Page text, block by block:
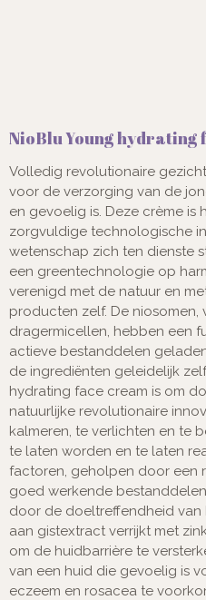
NioBlu Young hydrating
Volledig revolutionaire
voor de verzorging van de
en gevoelig is. Deze crème is
zorgvuldige technologische
wetenschap zich ten dienste
een greentechnologie op
verenigd met de natuur en
producten zelf. De niosomen,
dragermicellen, hebben een
actieve bestanddelen
de ingrediënten geleidelijk
hydrating face cream is om
natuurlijke revolutionaire
kalmeren, te verlichten en te
te laten worden en te laten
factoren, geholpen door een
goed werkende
door de doeltreffendheid van
aan gistextract verrijkt met
om de huidbarrière te
van een huid die gevoelig is
eczeem en rosacea te